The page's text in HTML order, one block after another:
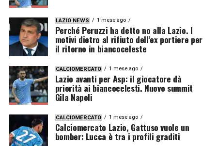
LAZIO NEWS 1 mese ago
Perché Peruzzi ha detto no alla Lazio. I
motivi dietro al rifiuto dell’ex portiere per
il ritorno in biancoceleste
CALCIOMERCATO 1 mese ago
Lazio avanti per Asp: il giocatore dà
priorità ai biancocelesti. Nuovo summit
Gila Napoli
CALCIOMERCATO 1 mese ago
Calciomercato Lazio, Gattuso vuole un
bomber: Lucca è tra i profili graditi